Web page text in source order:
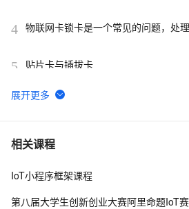
4 物联网卡锁卡是一个常见的问题，处
些常见的物联网卡锁卡原因及其处理方
5 贴片卡与插拔卡
6
2026年指纹浏览器核心防护能力拆解
7 千景 3DVR 全景：轻量化实景数字孪
8 2026主流指纹浏览器环境隔离能力实测
相关课程
IoT小程序框架课程
第八届大学生创新创业大赛阿里命题IoT